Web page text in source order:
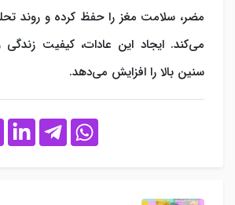
مضر، سلامت مغز را حفظ کرده و روند
می‌کند. ایجاد این عادات، کیفیت زندگی
سنین بالا را افزایش می‌دهد.